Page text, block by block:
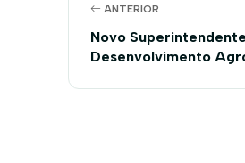
ANTERIOR
Novo
Desenvolvimento